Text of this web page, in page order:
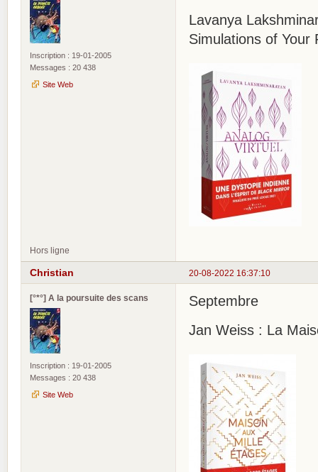
Inscription : 19-01-2005
Messages : 20 438
Site Web
Lavanya
Simulations of Your
Hors ligne
20-08-2022 16:37:10
Christian
[°*°] A la poursuite des scans
Inscription : 19-01-2005
Messages : 20 438
Site Web
Septembre
Jan Weiss : La